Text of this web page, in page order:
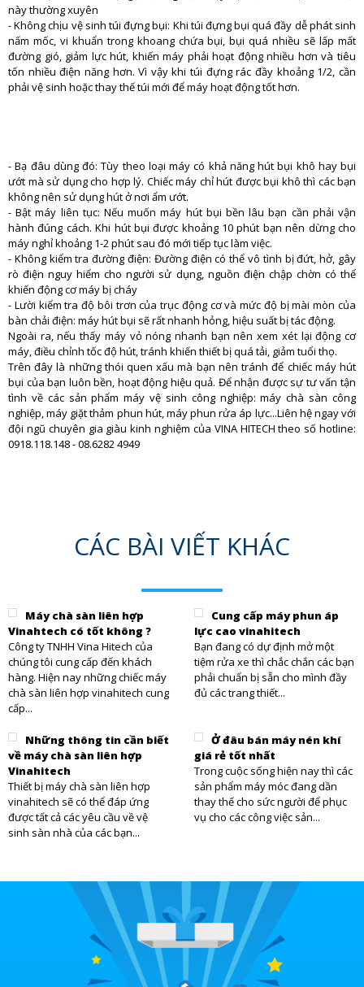
này thường xuyên
- Không chịu vệ sinh túi đựng bụi: Khi túi đựng bụi quá đầy dễ phát sinh
nấm mốc, vi khuẩn trong khoang chứa bụi, bụi quá nhiều sẽ lấp mất
đường gió, giảm lực hút, khiến máy phải hoạt động nhiều hơn và tiêu
tốn nhiều điện năng hơn. Vì vậy khi túi đựng rác đầy khoảng 1/2, cần
phải vệ sinh hoặc thay thế túi mới để máy hoạt động tốt hơn.
- Bạ đâu dùng đó: Tùy theo loại máy có khả năng hút bụi khô hay bụi
ướt mà sử dụng cho hợp lý. Chiếc máy chỉ hút được bụi khô thì các bạn
không nên sử dụng hút ở nơi ẩm ướt.
- Bật máy liên tục: Nếu muốn máy hút bụi bền lâu bạn cần phải vận
hành đúng cách. Khi hút bụi được khoảng 10 phút bạn nên dừng cho
máy nghỉ khoảng 1-2 phút sau đó mới tiếp tục làm việc.
- Không kiểm tra đường điện: Đường điện có thể vô tình bị đứt, hở, gây
rò điện nguy hiểm cho người sử dụng, nguồn điện chập chờn có thể
khiến động cơ máy bị cháy
- Lười kiểm tra độ bôi trơn của trục động cơ và mức độ bị mài mòn của
bàn chải điện: máy hút bụi sẽ rất nhanh hỏng, hiệu suất bị tác động.
Ngoài ra, nếu thấy máy vỏ nóng nhanh bạn nên xem xét lại động cơ
máy, điều chỉnh tốc độ hút, tránh khiến thiết bị quá tải, giảm tuổi thọ.
Trên đây là những thói quen xấu mà bạn nên tránh để chiếc máy hút
bụi của bạn luôn bền, hoạt động hiệu quả. Để nhận được sự tư vấn tận
tình về các sản phẩm máy vệ sinh công nghiệp: máy chà sàn công
nghiệp, máy giặt thảm phun hút, máy phun rửa áp lực...Liên hệ ngay với
đội ngũ chuyên gia giàu kinh nghiệm của VINA HITECH theo số hotline:
0918.118.148 - 08.6282 4949
CÁC BÀI VIẾT KHÁC
Máy chà sàn liên hợp
Vinahtech có tốt không ?
Công ty TNHH Vina Hitech của
chúng tôi cung cấp đến khách
hàng. Hiện nay những chiếc máy
chà sàn liên hợp vinahitech cung
cấp...
Cung cấp máy phun áp
lực cao vinahitech
Bạn đang có dự định mở một
tiệm rửa xe thì chắc chắn các bạn
phải chuẩn bị sẵn cho mình đầy
đủ các trang thiết...
Những thông tin cần biết
về máy chà sàn liên hợp
Vinahitech
Thiết bị máy chà sàn liên hợp
vinahitech sẽ có thể đáp ứng
được tất cả các yêu cầu về vệ
sinh sàn nhà của các bạn...
Ở đâu bán máy nén khí
giá rẻ tốt nhất
Trong cuộc sống hiện nay thì các
sản phẩm máy móc đang dần
thay thế cho sức người để phục
vụ cho các công việc sản...